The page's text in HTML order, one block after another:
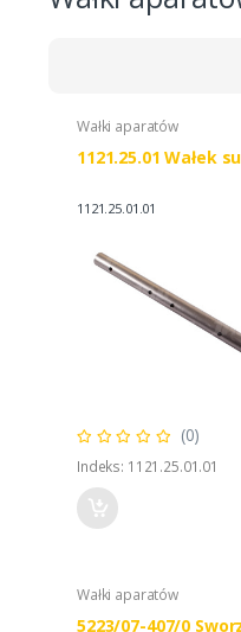
Wałki aparatów
1121.25.01 Wałek
1121.25.01.01
(0)
Indeks: 1121.25.01.01
Wałki aparatów
5223/07-407/0